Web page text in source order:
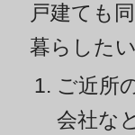
戸建ても
暮らした
ご近所
会社な